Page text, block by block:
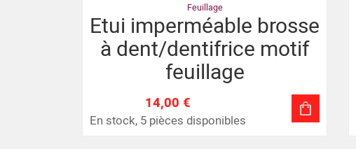
Feuillage
Etui imperméable brosse
à dent/dentifrice motif
feuillage
14,00 €
En stock, 5 pièces disponibles